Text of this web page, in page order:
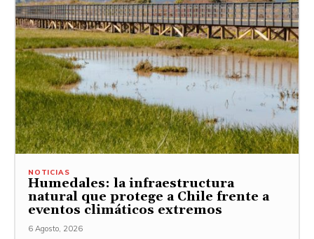
NOTICIAS
Humedales: la infraestructura
natural que protege a Chile frente a
eventos climáticos extremos
6 Agosto, 2026